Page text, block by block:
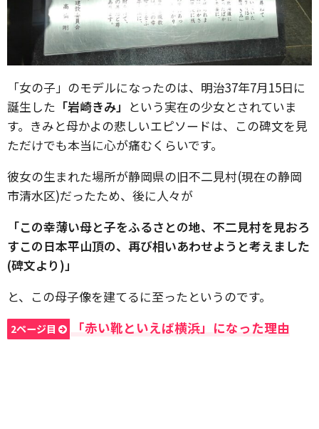
「女の子」のモデルになったのは、明治37年7月15日に
誕生した 「岩崎きみ」 という実在の少女とされていま
す。きみと母かよの悲しいエピソードは、この碑文を見
ただけでも本当に心が痛むくらいです。
彼女の生まれた場所が静岡県の旧不二見村(現在の静岡
市清水区)だったため、後に人々が
「この幸薄い母と子をふるさとの地、不二見村を見おろ
すこの日本平山頂の、再び相いあわせようと考えました
(碑文より)」
と、この母子像を建てるに至ったというのです。
2ページ目 「赤い靴といえば横浜」になった理由